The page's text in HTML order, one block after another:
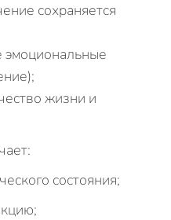
сохраняется
жизни и
состояния;